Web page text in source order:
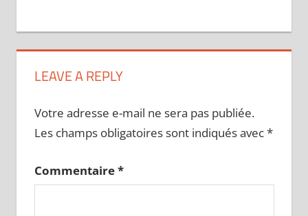
LEAVE A REPLY
Votre adresse e-mail ne sera pas publiée.
Les champs obligatoires sont indiqués avec*
Commentaire*